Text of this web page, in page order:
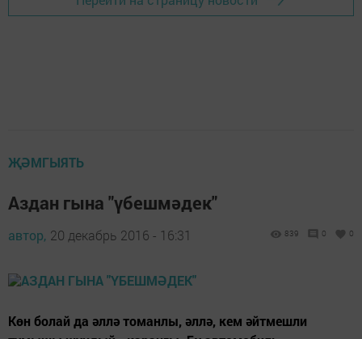
ҖӘМГЫЯТЬ
Аздан гына "үбешмәдек"
автор, 20 декабрь 2016 - 16:31 839 0 0
Көн болай да әллә томанлы, әллә, кем әйтмешли